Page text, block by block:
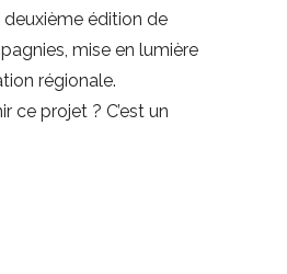
deuxième édition de
mise en lumière
régionale.
ce projet ? C’est un